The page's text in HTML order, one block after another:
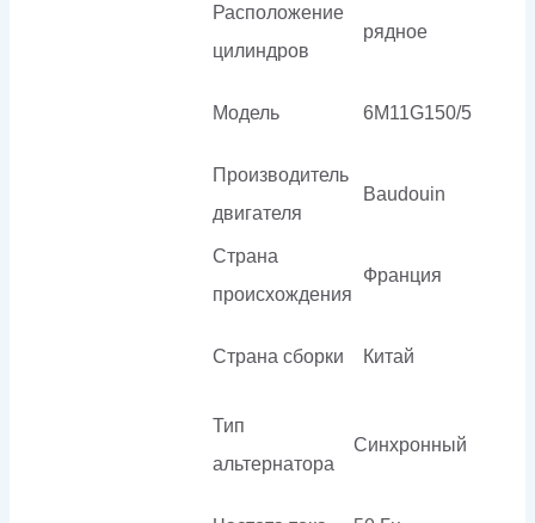
Расположение
цилиндров
рядное
Модель 6M11G150/5
Производитель
двигателя
Baudouin
Страна
происхождения
Франция
Страна сборки Китай
Тип
альтернатора
Синхронный